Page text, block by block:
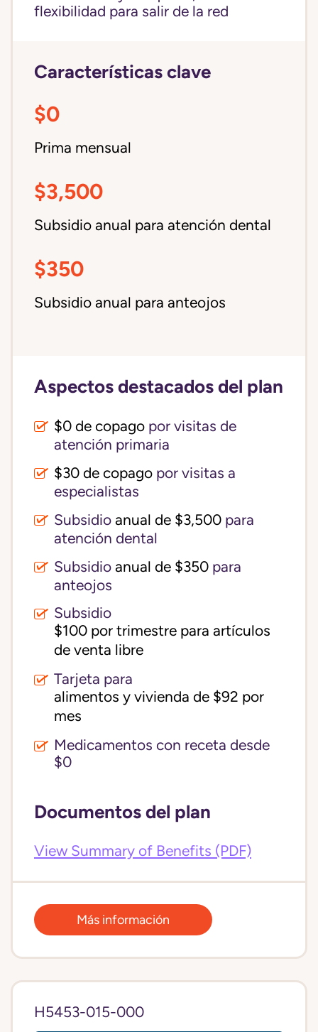
flexibilidad para salir de la red
Características clave
$0
Prima mensual
$3,500
Subsidio anual para atención dental
$350
Subsidio anual para anteojos
Aspectos destacados del plan
$0 de copago por visitas de
atención primaria
$30 de copago por visitas a
especialistas
Subsidio anual de $3,500 para
atención dental
Subsidio anual de $350 para
anteojos
Subsidio
$100 por trimestre para artículos
de venta libre
Tarjeta para
alimentos y vivienda de $92 por
mes
Medicamentos con receta desde
$0
Documentos del plan
View Summary of Benefits (PDF)
Más información
H5453-015-000